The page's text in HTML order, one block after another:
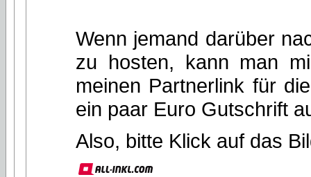
Wenn jemand darüber
zu hosten, kann man
meinen Partnerlink für
ein paar Euro Gutschrift
Also, bitte Klick auf das